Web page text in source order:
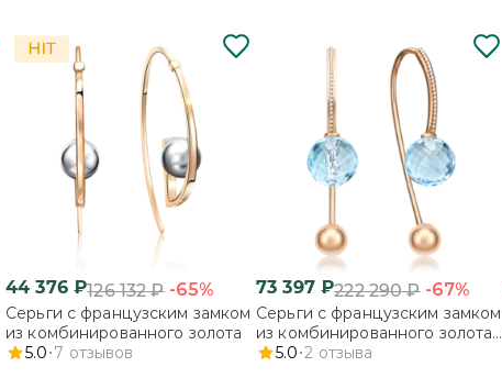
44 376₽126 132₽ -65%
Серьги с французским замком
из комбинированного золота
5.0 7 отзывов
73 397₽222 290₽ -67%
Серьги с французским замком
из комбинированного золота с
топазом
5.0 2 отзыва